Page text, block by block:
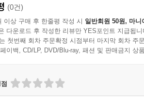
(0건)
이상 구매 후 한줄평 작성 시 일반회원 50원, 마니
다운로드 후 작성한 리뷰만 YES포인트 지급됩니
첫번째 회차 주문확정 시점부터 마지막 회차 주
이백, CD/LP, DVD/Blu-ray, 패션 및 판매금지 상